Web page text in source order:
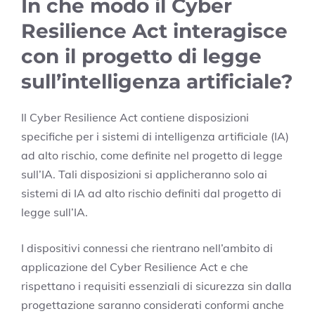
In che modo il Cyber
Resilience Act interagisce
con il progetto di legge
sull’intelligenza artificiale?
Il Cyber Resilience Act contiene disposizioni
specifiche per i sistemi di intelligenza artificiale (IA)
ad alto rischio, come definite nel progetto di legge
sull’IA. Tali disposizioni si applicheranno solo ai
sistemi di IA ad alto rischio definiti dal progetto di
legge sull’IA.
I dispositivi connessi che rientrano nell’ambito di
applicazione del Cyber Resilience Act e che
rispettano i requisiti essenziali di sicurezza sin dalla
progettazione saranno considerati conformi anche